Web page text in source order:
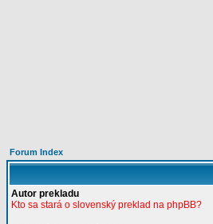
Forum Index
Autor prekladu
Kto sa stará o slovenský preklad na phpBB?